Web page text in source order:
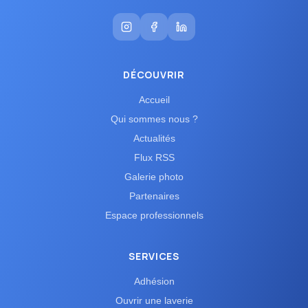
DÉCOUVRIR
Accueil
Qui sommes nous ?
Actualités
Flux RSS
Galerie photo
Partenaires
Espace professionnels
SERVICES
Adhésion
Ouvrir une laverie